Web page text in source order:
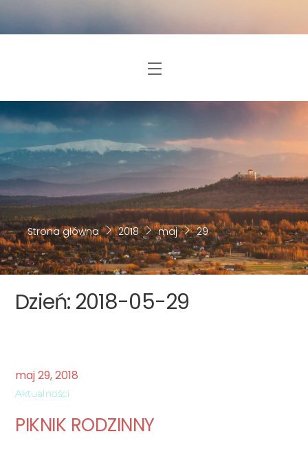
Menu
Strona główna 2018 maj 29
Dzień: 2018-05-29
maj29,2018
Aktualności
PIKNIK RODZINNY